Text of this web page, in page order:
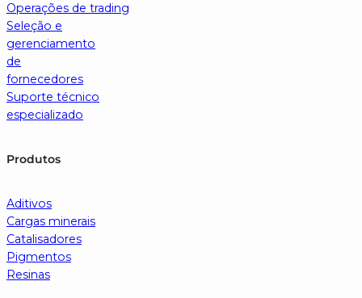
Operações de trading
Seleção e
gerenciamento
de
fornecedores
Suporte técnico
especializado
Produtos
Aditivos
Cargas minerais
Catalisadores
Pigmentos
Resinas